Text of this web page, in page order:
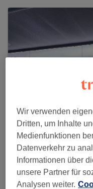
Nails Center
6929
Wir verwenden
Dritten, um Inhalte
Medienfunktionen
Datenverkehr zu
Informationen über
unsere Partner für
Analysen weiter.